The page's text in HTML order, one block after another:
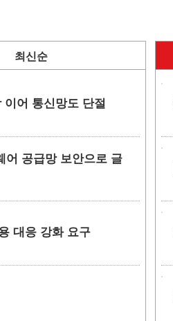
최신순
어 통신망도 단절
어 공급망 보안으로 글
대응 강화 요구